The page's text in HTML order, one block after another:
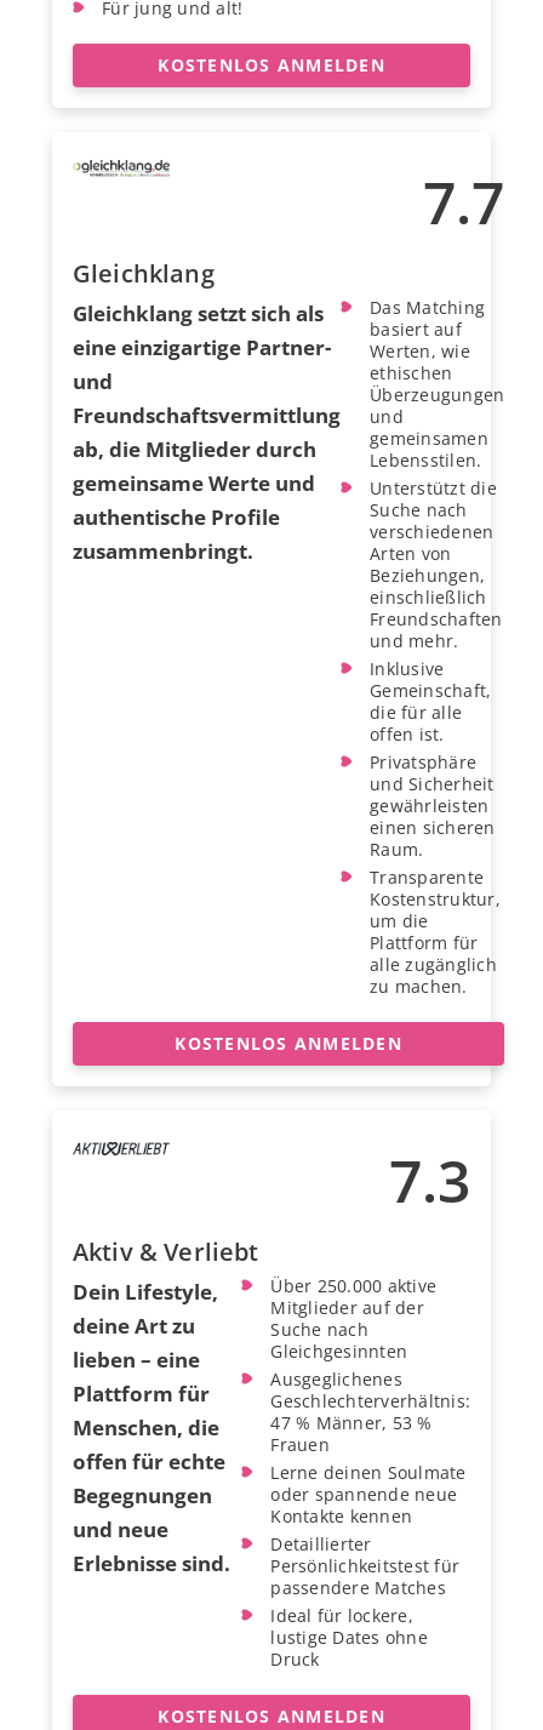
Für jung und alt!
KOSTENLOS ANMELDEN
7.7
Gleichklang
Gleichklang setzt sich als
eine einzigartige Partner-
und
Freundschaftsvermittlung
ab, die Mitglieder durch
gemeinsame Werte und
authentische Profile
zusammenbringt.
Das Matching
basiert auf
Werten, wie
ethischen
Überzeugungen
und
gemeinsamen
Lebensstilen.
Unterstützt die
Suche nach
verschiedenen
Arten von
Beziehungen,
einschließlich
Freundschaften
und mehr.
Inklusive
Gemeinschaft,
die für alle
offen ist.
Privatsphäre
und Sicherheit
gewährleisten
einen sicheren
Raum.
Transparente
Kostenstruktur,
um die
Plattform für
alle zugänglich
zu machen.
KOSTENLOS ANMELDEN
7.3
Aktiv & Verliebt
Dein Lifestyle,
deine Art zu
lieben – eine
Plattform für
Menschen, die
offen für echte
Begegnungen
und neue
Erlebnisse sind.
Über 250.000 aktive
Mitglieder auf der
Suche nach
Gleichgesinnten
Ausgeglichenes
Geschlechterverhältnis:
47 % Männer, 53 %
Frauen
Lerne deinen Soulmate
oder spannende neue
Kontakte kennen
Detaillierter
Persönlichkeitstest für
passendere Matches
Ideal für lockere,
lustige Dates ohne
Druck
KOSTENLOS ANMELDEN